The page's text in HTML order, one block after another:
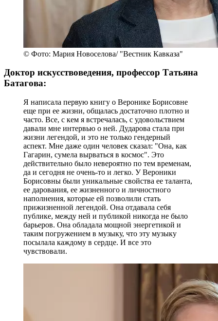
© Фото: Мария Новоселова/ "Вестник Кавказа"
Доктор искусствоведения, профессор Татьяна
Батагова:
Я написала первую книгу о Веронике Борисовне
еще при ее жизни, общалась достаточно плотно и
часто. Все, с кем я встречалась, с удовольствием
давали мне интервью о ней. Дударова стала при
жизни легендой, и это не только гендерный
аспект. Мне даже один человек сказал: "Она, как
Гагарин, сумела вырваться в космос". Это
действительно было невероятно по тем временам,
да и сегодня не очень-то и легко. У Вероники
Борисовны были уникальные свойства ее таланта,
ее дарования, ее жизненного и личностного
наполнения, которые ей позволили стать
прижизненной легендой. Она отдавала себя
публике, между ней и публикой никогда не было
барьеров. Она обладала мощной энергетикой и
таким погружением в музыку, что эту музыку
посылала каждому в сердце. И все это
чувствовали.